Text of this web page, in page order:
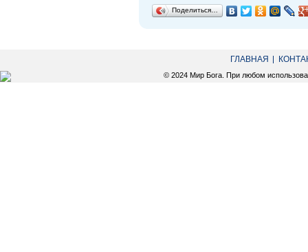
Поделиться…
ГЛАВНАЯ
© 2024 Мир Бога. При любом